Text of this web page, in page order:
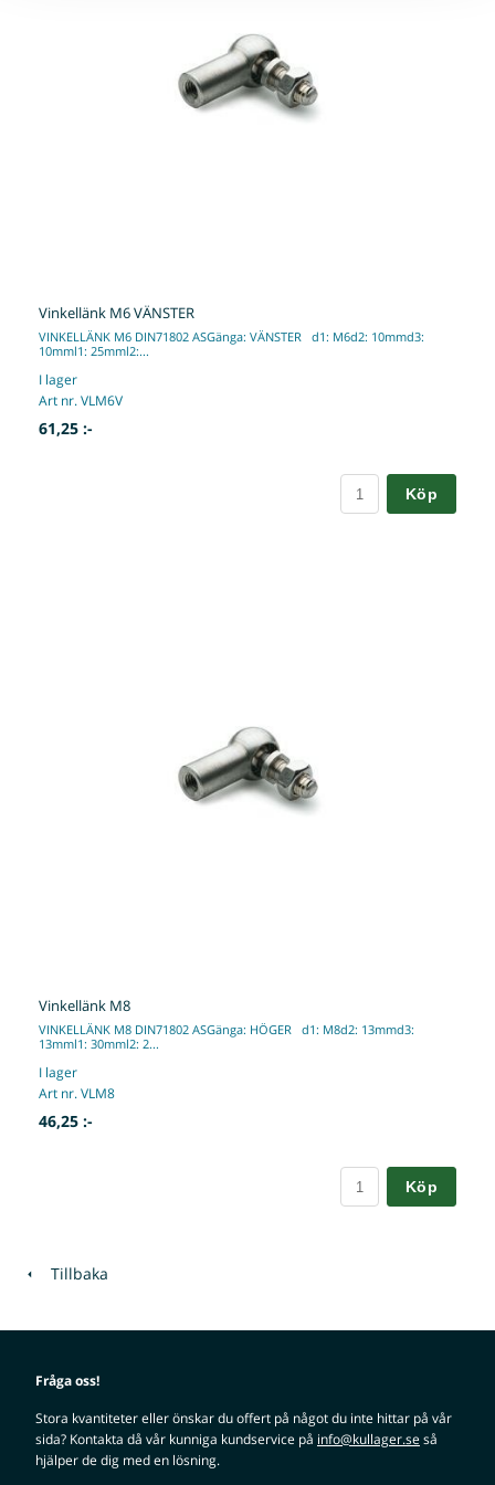
Vinkellänk M6 VÄNSTER
VINKELLÄNK M6 DIN71802 ASGänga: VÄNSTER d1: M6d2: 10mmd3:
10mml1: 25mml2:...
I lager
Art nr. VLM6V
61,25 :-
Köp
Vinkellänk M8
VINKELLÄNK M8 DIN71802 ASGänga: HÖGER d1: M8d2: 13mmd3:
13mml1: 30mml2: 2...
I lager
Art nr. VLM8
46,25 :-
Köp
Tillbaka
Fråga oss!
Stora kvantiteter eller önskar du offert på något du inte hittar på vår
sida? Kontakta då vår kunniga kundservice på info@kullager.seså
hjälper de dig med en lösning.